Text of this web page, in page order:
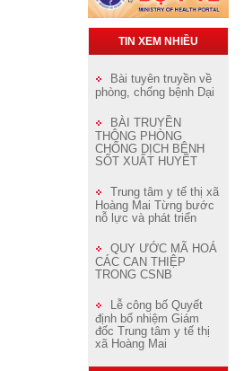
TIN XEM NHIỀU
Bài tuyên truyền về
phòng, chống bệnh Dại
BÀI TRUYỀN
THÔNG PHÒNG
CHỐNG DỊCH BỆNH
SỐT XUẤT HUYẾT
Trung tâm y tế thị xã
Hoàng Mai Từng bước
nỗ lực và phát triển
QUY ƯỚC MÃ HOÁ
CÁC CAN THIỆP
TRONG CSNB
Lễ công bố Quyết
định bổ nhiệm Giám
đốc Trung tâm y tế thị
xã Hoàng Mai